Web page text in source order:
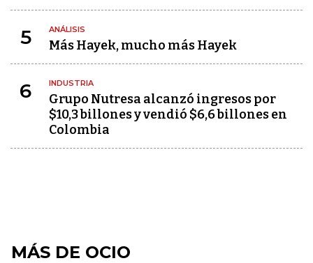
5 ANÁLISIS
Más Hayek, mucho más Hayek
6 INDUSTRIA
Grupo Nutresa alcanzó ingresos por
$10,3 billones y vendió $6,6 billones en
Colombia
MÁS DE OCIO